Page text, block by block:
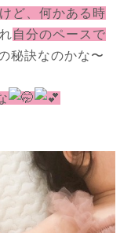
ど、何かある時
自分のペースで
秘訣なのかな〜